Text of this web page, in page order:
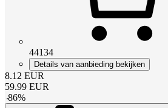
44134
Details van aanbieding bekijken
8.12 EUR
59.99 EUR
-86%